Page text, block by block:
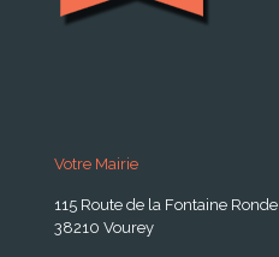
Votre Mairie
115 Route de la Fontaine Ronde
38210 Vourey